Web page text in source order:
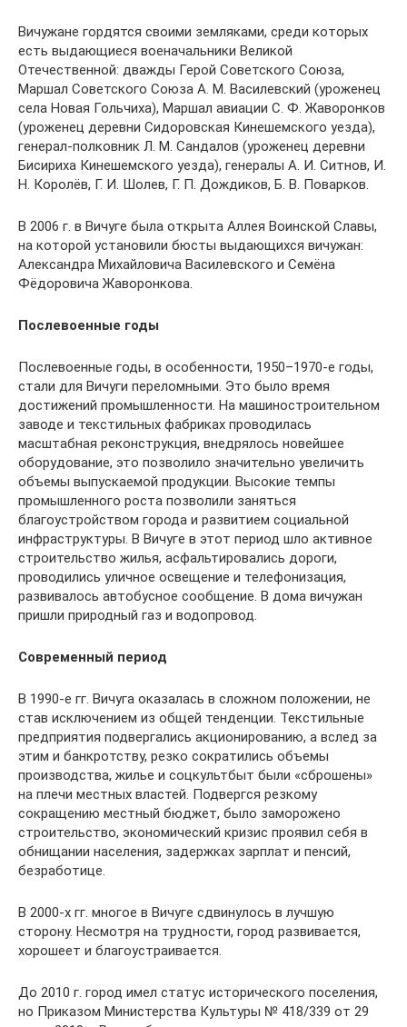
Вичужане гордятся своими земляками, среди которых
есть выдающиеся военачальники Великой
Отечественной: дважды Герой Советского Союза,
Маршал Советского Союза А. М. Василевский (уроженец
села Новая Гольчиха), Маршал авиации С. Ф. Жаворонков
(уроженец деревни Сидоровская Кинешемского уезда),
генерал-полковник Л. М. Сандалов (уроженец деревни
Бисириха Кинешемского уезда), генералы А. И. Ситнов, И.
Н. Королёв, Г. И. Шолев, Г. П. Дождиков, Б. В. Поварков.
В 2006 г. в Вичуге была открыта Аллея Воинской Славы,
на которой установили бюсты выдающихся вичужан:
Александра Михайловича Василевского и Семёна
Фёдоровича Жаворонкова.
Послевоенные годы
Послевоенные годы, в особенности, 1950–1970-е годы,
стали для Вичуги переломными. Это было время
достижений промышленности. На машиностроительном
заводе и текстильных фабриках проводилась
масштабная реконструкция, внедрялось новейшее
оборудование, это позволило значительно увеличить
объемы выпускаемой продукции. Высокие темпы
промышленного роста позволили заняться
благоустройством города и развитием социальной
инфраструктуры. В Вичуге в этот период шло активное
строительство жилья, асфальтировались дороги,
проводились уличное освещение и телефонизация,
развивалось автобусное сообщение. В дома вичужан
пришли природный газ и водопровод.
Современный период
В 1990-е гг. Вичуга оказалась в сложном положении, не
став исключением из общей тенденции. Текстильные
предприятия подвергались акционированию, а вслед за
этим и банкротству, резко сократились объемы
производства, жилье и соцкультбыт были «сброшены»
на плечи местных властей. Подвергся резкому
сокращению местный бюджет, было заморожено
строительство, экономический кризис проявил себя в
обнищании населения, задержках зарплат и пенсий,
безработице.
В 2000-х гг. многое в Вичуге сдвинулось в лучшую
сторону. Несмотря на трудности, город развивается,
хорошеет и благоустраивается.
До 2010 г. город имел статус исторического поселения,
но Приказом Министерства Культуры № 418/339 от 29